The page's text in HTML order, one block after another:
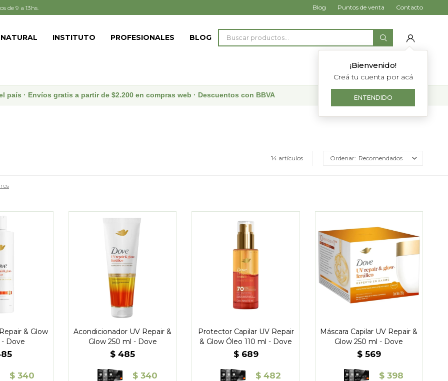
INSTITUTO PROFESIONALES BLOG
¡Bienvenido!
Creá tu cuenta por acá
ENTENDIDO
de 9 a 13hs. Blog Puntos de venta Contacto
país · Envíos gratis a partir de $2.200 en compras web · Descuentos con BBVA
14 artículos Recomendados
& Glow
Dove
$ 340
Acondicionador UV Repair &
Glow 250 ml - Dove
$ 485
$ 340
Protector Capilar UV Repair
& Glow Óleo 110 ml - Dove
$ 689
$ 482
Máscara Capilar UV Repair &
Glow 250 ml - Dove
$ 569
$ 398